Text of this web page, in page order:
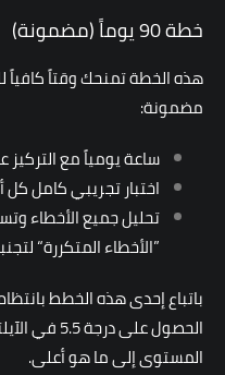
خطة 90 يوماً (مضمونة)
هذه الخطة تمنحك وقتاً
مضمونة:
ساعة يومياً مع
اختبار تجريبي كامل كل
تحليل جميع الأخطاء
”الأخطاء المتكررة“
باتباع إحدى هذه الخطط
الحصول
المستوى إلى ما هو أعلى.